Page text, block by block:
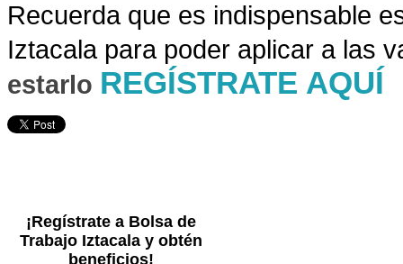
Recuerda que es indispensable
Iztacala para poder aplicar a las
estarlo REGÍSTRATE AQUÍ
¡Regístrate a Bolsa de
Trabajo Iztacala y obtén
beneficios!